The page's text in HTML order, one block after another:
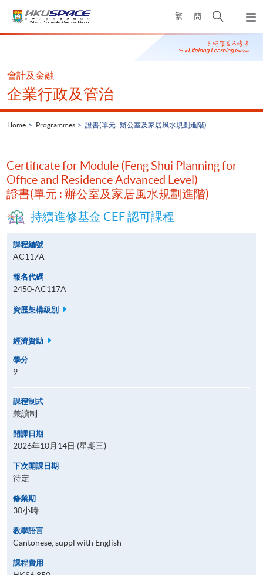
繁 簡
Open
search
panel
Main
會計及金融
企業行政及管治
Home Programmes 證書(單元 : 辦公室及家居風水規劃進階)
Certificate for Module (Feng Shui Planning for
Office and Residence Advanced Level)
證書(單元 : 辦公室及家居風水規劃進階)
持續進修基金 CEF 認可課程
課程編號
AC117A
報名代碼
2450-AC117A
資歷架構級別
經濟資助
學分
9
課程制式
兼讀制
開課日期
2026年10月14日 (星期三)
下次開課日期
待定
修業期
30小時
教學語言
Cantonese, suppl with English
課程費用